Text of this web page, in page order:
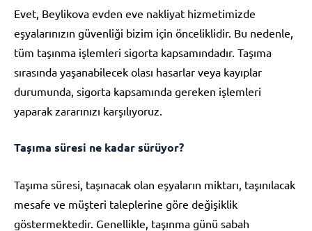
Evet, Beylikova evden eve nakliyat hizmetimizde
eşyalarınızın güvenliği bizim için önceliklidir. Bu nedenle,
tüm taşınma işlemleri sigorta kapsamındadır. Taşıma
sırasında yaşanabilecek olası hasarlar veya kayıplar
durumunda, sigorta kapsamında gereken işlemleri
yaparak zararınızı karşılıyoruz.
Taşıma süresi ne kadar sürüyor?
Taşıma süresi, taşınacak olan eşyaların miktarı, taşınılacak
mesafe ve müşteri taleplerine göre değişiklik
göstermektedir. Genellikle, taşınma günü sabah